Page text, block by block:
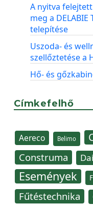
A nyitva
meg a
telepítése
Uszoda- és
szellőztetése a
Hő- és
Címkefelhő
Aereco Belimo
Construma
Események
Fűtéstechnika